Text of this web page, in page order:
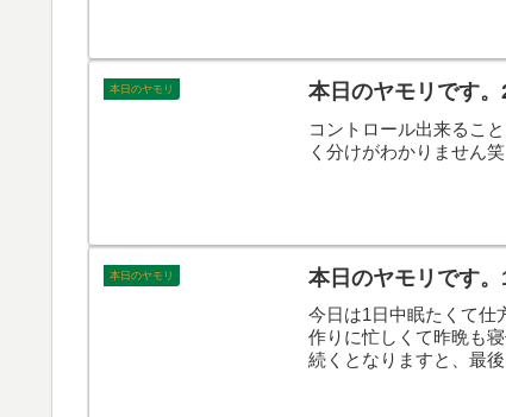
本日のヤモリ 本日のヤモリです。
コントロール出来るこ
く分けがわかりません笑
本日のヤモリ 本日のヤモリです。
今日は1日中眠たくて仕
作りに忙しくて昨晩も
続くとなりますと、最